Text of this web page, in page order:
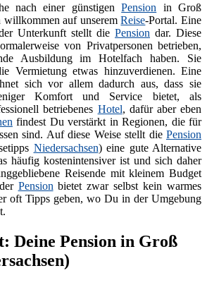
nach einer günstigenPension in Groß
willkommen auf unseremReise-Portal. Eine
Unterkunft stellt die Pension dar. Diese
von Privatpersonen betrieben,
Ausbildung im Hotelfach haben. Sie
Vermietung etwas hinzuverdienen. Eine
sich vor allem dadurch aus, dass sie
Komfort und Service bietet, als
betriebenes Hotel, dafür aber eben
findest Du verstärkt in Regionen, die für
sind. Auf diese Weise stellt die Pension
Niedersachsen) eine gute Alternative
häufig kostenintensiver ist und sich daher
Reisende mit kleinem Budget
Pension bietet zwar selbst kein warmes
oft Tipps geben, wo Du in der Umgebung
Deine Pension in Groß